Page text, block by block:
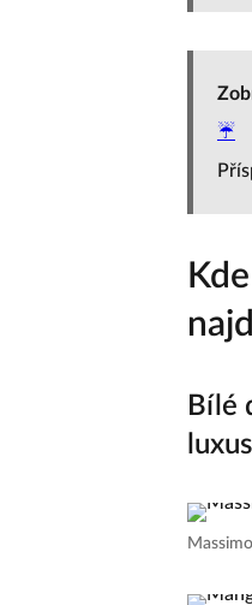
☔️
Bílé